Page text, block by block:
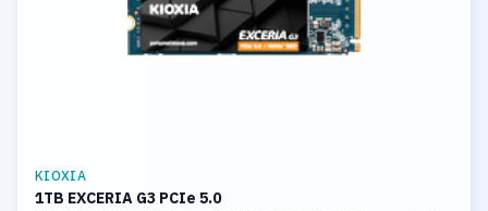
KIOXIA
1TB EXCERIA G3 PCIe 5.0